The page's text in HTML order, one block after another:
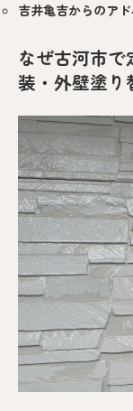
吉井亀吉からのア
なぜ古河市
装・外壁塗り